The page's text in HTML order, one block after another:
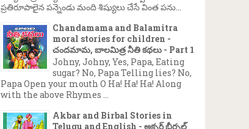
ప్రతిరూపాలైన పన్నెండు మంది శిష్యులు చేసే వింత పను...
Chandamama and Balamitra
moral stories for children -
చందమామ, బాలమిత్ర నీతి కథలు - Part 1
Johny, Johny, Yes, Papa, Eating
sugar? No, Papa Telling lies? No,
Papa Open your mouth O Ha! Ha! Ha! Along
with the above Rhymes ...
Akbar and Birbal Stories in
Telugu and English - అక్బర్ బీర్బల్